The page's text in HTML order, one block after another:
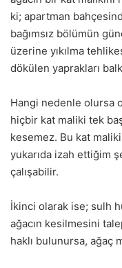
ki; apartman
bağımsız bölümün
üzerine yıkılma
dökülen yaprakları
Hangi nedenle olursa
hiçbir kat maliki tek
kesemez. Bu kat
yukarıda izah ettiğim
çalışabilir.
İkinci olarak ise; sulh
ağacın kesilmesini
haklı bulunursa, ağaç